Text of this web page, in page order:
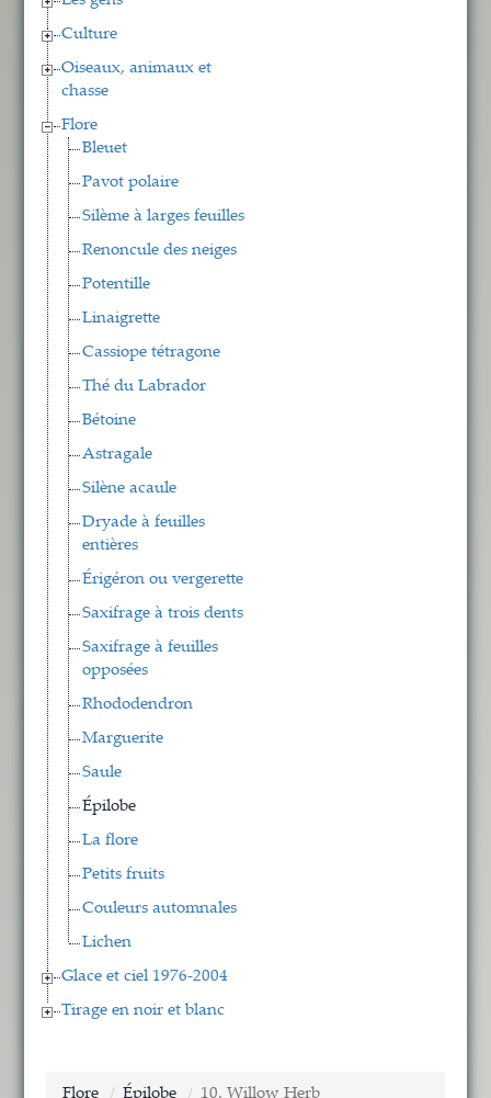
Culture
Oiseaux, animaux et
chasse
Flore
Bleuet
Pavot polaire
Silème à larges feuilles
Renoncule des neiges
Potentille
Linaigrette
Cassiope tétragone
Thé du Labrador
Bétoine
Astragale
Silène acaule
Dryade à feuilles
entières
Érigéron ou vergerette
Saxifrage à trois dents
Saxifrage à feuilles
opposées
Rhododendron
Marguerite
Saule
Épilobe
La flore
Petits fruits
Couleurs automnales
Lichen
Glace et ciel 1976-2004
Tirage en noir et blanc
Flore Épilobe 10. Willow Herb